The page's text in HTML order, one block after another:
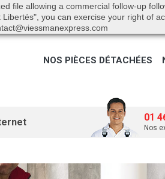
NOS PIÈCES DÉTACHÉES
01
Nos
file allowing a commercial follow-up
you can exercise your right of